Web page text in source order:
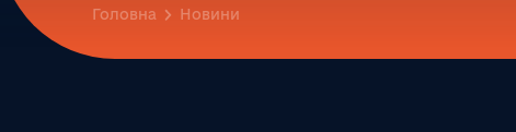
Головна Новини